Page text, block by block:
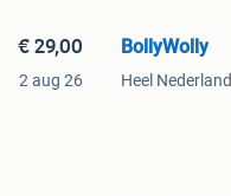
€ 29,00
2 aug 26
BollyWolly
Heel Nederland